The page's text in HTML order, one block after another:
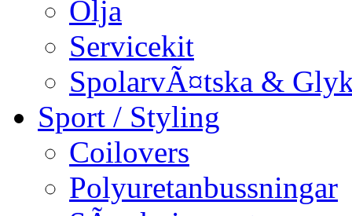
Olja
Servicekit
SpolarvÃ¤tska &
Sport / Styling
Coilovers
Polyuretanbussningar